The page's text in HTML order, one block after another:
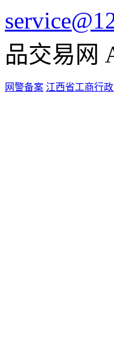
品交易网
网警备案 江西省工商行